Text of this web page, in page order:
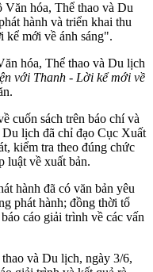
hóa, Thể thao và Du
hành và triển khai thu
kể mới về ánh sáng".
hóa, Thể thao và Du lịch
với Thanh - Lời kể mới về
cuốn sách trên báo chí và
lịch đã chỉ đạo Cục Xuất
kiểm tra theo đúng chức
luật về xuất bản.
hành đã có văn bản yêu
phát hành; đồng thời tổ
cáo giải trình về các vấn
và Du lịch, ngày 3/6,